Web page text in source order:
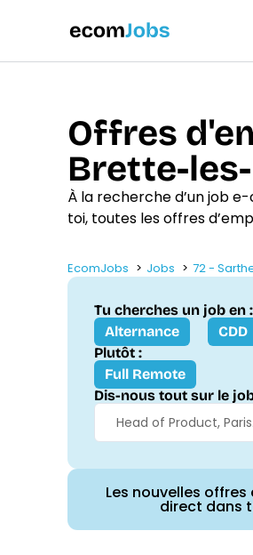
Offres
Brette-
À la recherche d’un job
toi, toutes les offres
EcomJobs Jobs 72 -
Tu cherches un job en :
Alternance
CDD
Plutôt :
Full Remote
Dis-nous tout sur le
Les nouvelles
direct dans